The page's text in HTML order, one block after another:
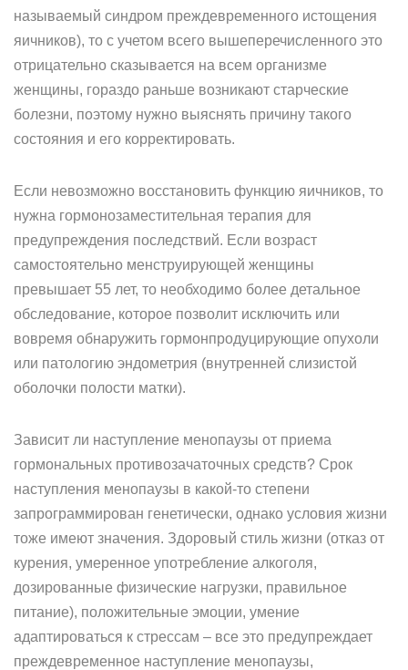
называемый синдром преждевременного истощения
яичников), то с учетом всего вышеперечисленного это
отрицательно сказывается на всем организме
женщины, гораздо раньше возникают старческие
болезни, поэтому нужно выяснять причину такого
состояния и его корректировать.
Если невозможно восстановить функцию яичников, то
нужна гормонозаместительная терапия для
предупреждения последствий. Если возраст
самостоятельно менструирующей женщины
превышает 55 лет, то необходимо более детальное
обследование, которое позволит исключить или
вовремя обнаружить гормонпродуцирующие опухоли
или патологию эндометрия (внутренней слизистой
оболочки полости матки).
Зависит ли наступление менопаузы от приема
гормональных противозачаточных средств? Срок
наступления менопаузы в какой-то степени
запрограммирован генетически, однако условия жизни
тоже имеют значения. Здоровый стиль жизни (отказ от
курения, умеренное употребление алкоголя,
дозированные физические нагрузки, правильное
питание), положительные эмоции, умение
адаптироваться к стрессам – все это предупреждает
преждевременное наступление менопаузы,